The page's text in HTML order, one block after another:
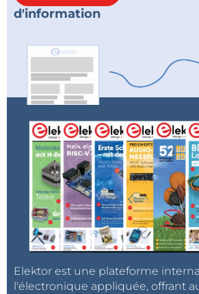
d'information
Elektor est une plateforme
l'électronique appliquée, offrant